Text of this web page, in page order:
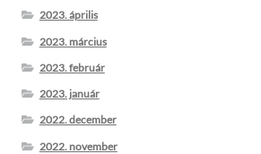
2023. április
2023. március
2023. február
2023. január
2022. december
2022. november